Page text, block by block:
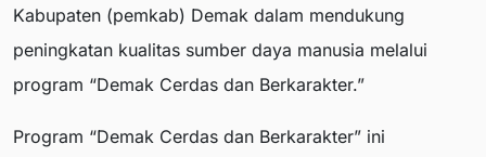
Kabupaten (pemkab) Demak dalam mendukung
peningkatan kualitas sumber daya manusia melalui
program “Demak Cerdas dan Berkarakter.”
Program “Demak Cerdas dan Berkarakter” ini